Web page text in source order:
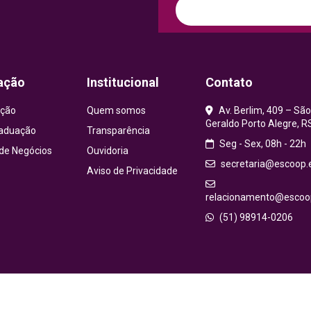
Negócios
Institucional
Quem somos
Transparência
Ouvidoria
Aviso de Privacidade
Contato
Av. Berlim, 409 – São
Geraldo Porto Alegre,
Seg - Sex, 08h - 22h
(51) 98914-0206